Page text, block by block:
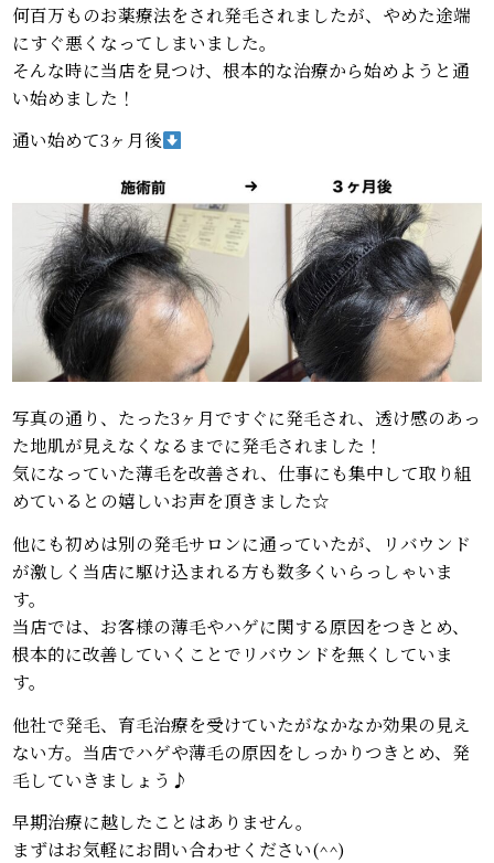
何百万ものお薬療法をされ発毛されましたが、やめた途端
にすぐ悪くなってしまいました。
そんな時に当店を見つけ、根本的な治療から始めようと通
い始めました！
通い始めて3ヶ月後
写真の通り、たった3ヶ月ですぐに発毛され、透け感のあっ
た地肌が見えなくなるまでに発毛されました！
気になっていた薄毛を改善され、仕事にも集中して取り組
めているとの嬉しいお声を頂きました☆
他にも初めは別の発毛サロンに通っていたが、リバウンド
が激しく当店に駆け込まれる方も数多くいらっしゃいま
す。
当店では、お客様の薄毛やハゲに関する原因をつきとめ、
根本的に改善していくことでリバウンドを無くしていま
す。
他社で発毛、育毛治療を受けていたがなかなか効果の見え
ない方。当店でハゲや薄毛の原因をしっかりつきとめ、発
毛していきましょう♪
早期治療に越したことはありません。
まずはお気軽にお問い合わせください(^^)